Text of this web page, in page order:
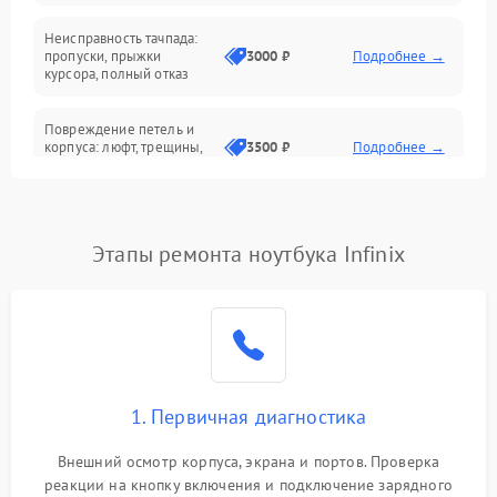
Сеть и интернет
Неисправность тачпада:
пропуски, прыжки
курсора, полный отказ
3000 ₽ Подробнее →
Повреждение петель и
корпуса: люфт, трещины,
3500 ₽ Подробнее →
невозможность зарядки,
2500 ₽ Подробнее →
2000 ₽
Перегрев из‑за пыли,
неисправности кулера
Этапы ремонта ноутбука Infinix
1. Первичная диагностика
Внешний осмотр корпуса, экрана и портов. Проверка
реакции на кнопку включения и подключение зарядного